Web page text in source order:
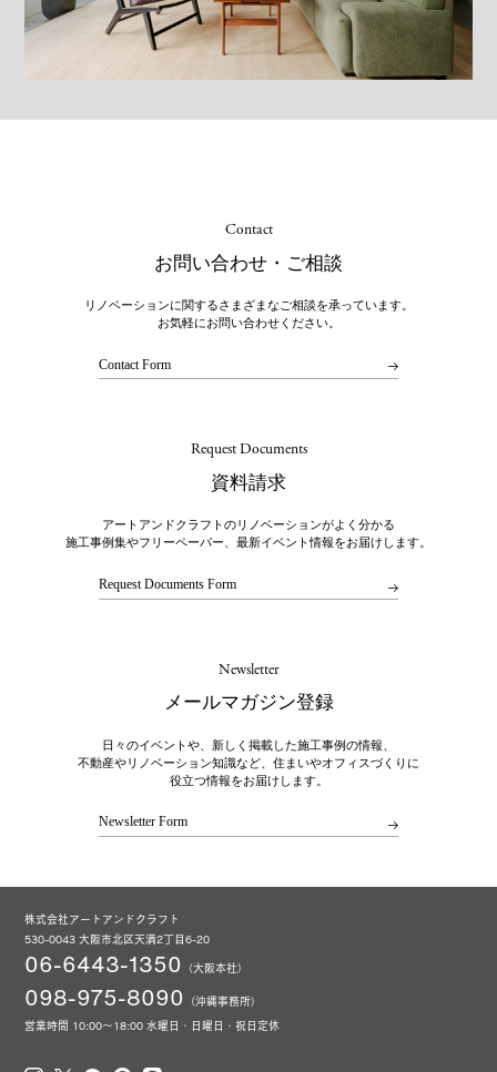
Contact
お問い合わせ・ご相談
リノベーションに関するさまざまなご相談を承っています。
お気軽にお問い合わせください。
Contact Form
Request Documents
資料請求
アートアンドクラフトのリノベーションがよく分かる
施工事例集やフリーペーパー、最新イベント情報をお届けします。
Request Documents Form
Newsletter
メールマガジン登録
日々のイベントや、新しく掲載した施工事例の情報、
不動産やリノベーション知識など、住まいやオフィスづくりに
役立つ情報をお届けします。
Newsletter Form
株式会社アートアンドクラフト
530-0043 大阪市北区天満2丁目6-20
06-6443-1350 （大阪本社）
098-975-8090
（沖縄事務所）
営業時間 10:00～18:00 水曜日・日曜日・祝日定休